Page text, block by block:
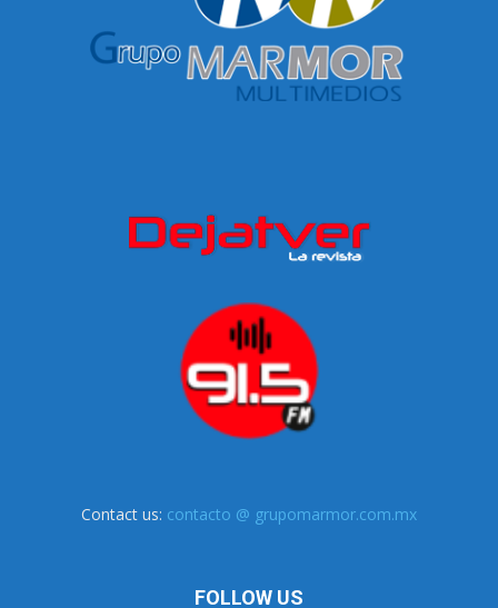
Contact us: contacto @ grupomarmor.com.mx
FOLLOW US